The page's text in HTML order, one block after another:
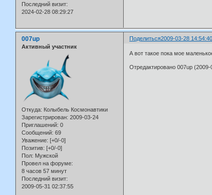
Последний визит:
2024-02-28 08:29:27
Поделиться2009-03-28 14:54:40
007up
Активный участник
Откуда: Колыбель Космонавтики
Зарегистрирован: 2009-03-24
Приглашений: 0
Сообщений: 69
Уважение: [+0/-0]
Позитив: [+0/-0]
Пол: Мужской
Провел на форуме:
8 часов 57 минут
Последний визит:
2009-05-31 02:37:55
А вот такое пока мое
Отредактировано 007up (2009-